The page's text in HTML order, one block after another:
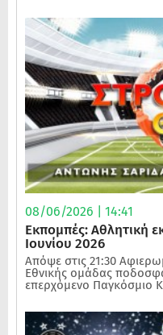
08/06/2026 | 14:41
Εκπομπές: Αθλητική
Ιουνίου 2026
Απόψε στις 21:30
Εθνικής ομάδας
επερχόμενο Παγκόσμιο